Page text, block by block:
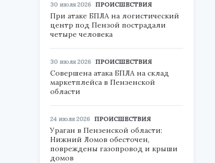
30 июля 2026 ПРОИСШЕСТВИЯ
При атаке БПЛА на логистический
центр под Пензой пострадали
четыре человека
30 июля 2026 ПРОИСШЕСТВИЯ
Совершена атака БПЛА на склад
маркетплейса в Пензенской
области
24 июля 2026 ПРОИСШЕСТВИЯ
Ураган в Пензенской области:
Нижний Ломов обесточен,
повреждены газопровод и крыши
домов